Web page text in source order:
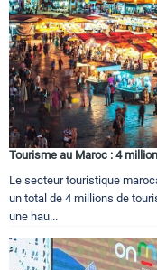
Tourisme au Maroc : 4
Le secteur touristique
un total de 4 millions de
une hau...